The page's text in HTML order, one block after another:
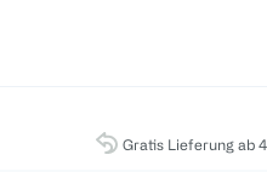
Gratis Lieferung ab